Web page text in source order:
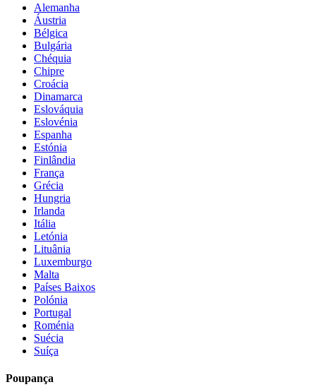
Alemanha
Áustria
Bélgica
Bulgária
Chéquia
Chipre
Croácia
Dinamarca
Eslováquia
Eslovénia
Espanha
Estónia
Finlândia
França
Grécia
Hungria
Irlanda
Itália
Letónia
Lituânia
Luxemburgo
Malta
Países Baixos
Polónia
Portugal
Roménia
Suécia
Suíça
Poupança